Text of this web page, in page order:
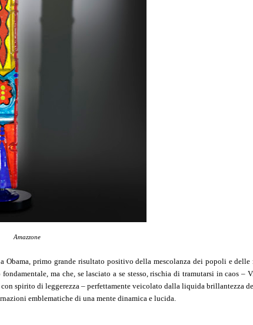
Amazzone
Obama, primo grande risultato positivo della mescolanza dei popoli e delle
ma che, se lasciato a se stesso, rischia di tramutarsi in caos –
spirito di leggerezza – perfettamente veicolato dalla liquida brillantezza
emblematiche di una mente dinamica e lucida.